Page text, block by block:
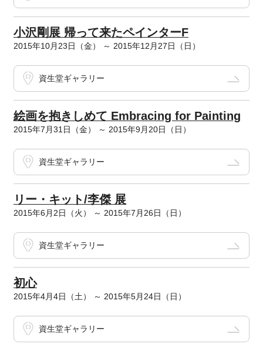
小沢剛展 帰って来たペインターF
2015年10月23日（金） ～ 2015年12月27日（日）
資生堂ギャラリー
絵画を抱きしめて Embracing for Painting
2015年7月31日（金） ～ 2015年9月20日（日）
資生堂ギャラリー
リー・キット/李傑 展
2015年6月2日（火） ～ 2015年7月26日（日）
資生堂ギャラリー
初心
2015年4月4日（土） ～ 2015年5月24日（日）
資生堂ギャラリー